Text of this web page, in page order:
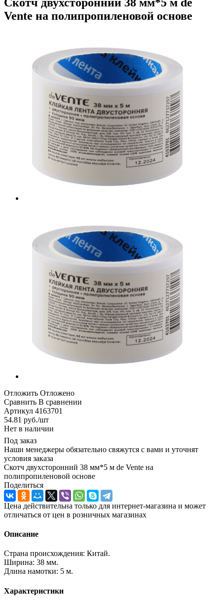
Vente на полипропиленовой основе
Отложить Отложено
Сравнить В сравнении
Артикул 4163701
54.81 руб./шт
Нет в наличии
Под заказ
Наши менеджеры обязательно свяжутся с вами и уточнят
условия заказа
Скотч двухсторонний 38 мм*5 м de Vente на
полипропиленовой основе
Поделиться
Цена действительна только для интернет-магазина и может
отличаться от цен в розничных магазинах
Описание
Страна происхождения: Китай.
Ширина: 38 мм.
Длина намотки: 5 м.
Характеристики